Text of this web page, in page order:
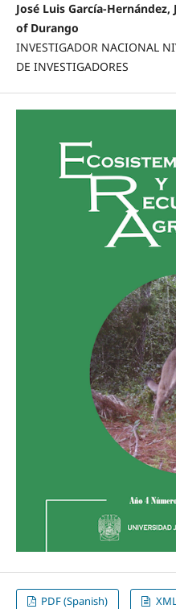
José Luis García-
of Durango
INVESTIGADOR NACIONAL
DE INVESTIGADORES
PDF (Spanish)